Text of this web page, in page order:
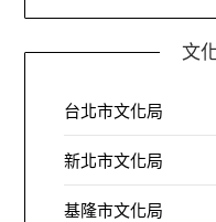
文
台北市文化局
新北市文化局
基隆市文化局